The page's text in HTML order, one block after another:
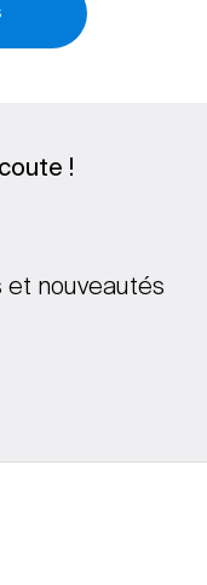
!
nouveautés